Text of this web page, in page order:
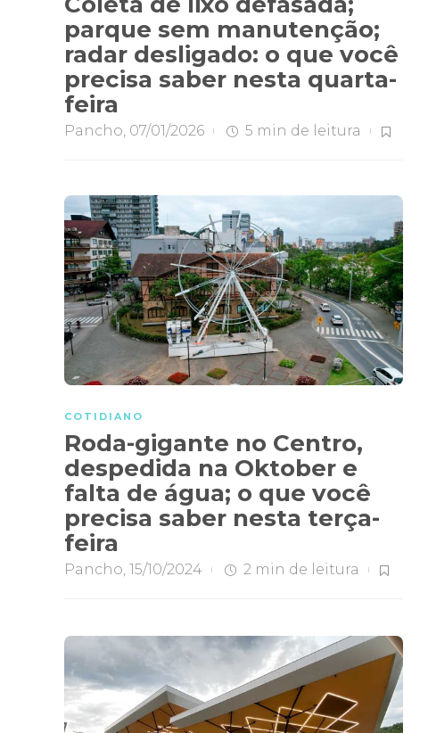
parque sem manutenção;
radar desligado: o que você
precisa saber nesta quarta-
feira
Pancho 07/01/2026 5 min de leitura
COTIDIANO
Roda-gigante no Centro,
despedida na Oktober e
falta de água; o que você
precisa saber nesta terça-
feira
Pancho, 15/10/2024 2 min de leitura